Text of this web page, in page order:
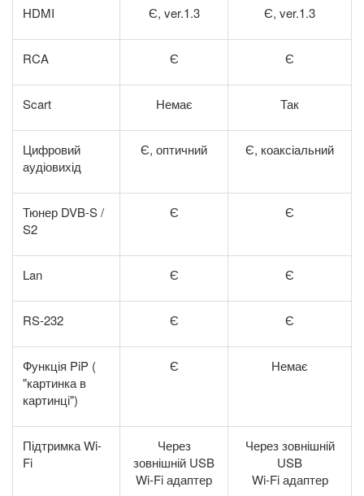
HDMI Є, ver.1.3 Є, ver.1.3
RCA Є Є
Scart Немає Так
Цифровий
аудіовихід
Є, оптичний Є, коаксіальний
Тюнер DVB-S /
S2
Є Є
Lan Є Є
RS-232 Є Є
Функція PiP (
"картинка в
картинці")
Є Немає
Підтримка Wi-
Fi
Через
зовнішній USB
Wi-Fi адаптер
Через зовнішній
USB
Wi-Fi адаптер